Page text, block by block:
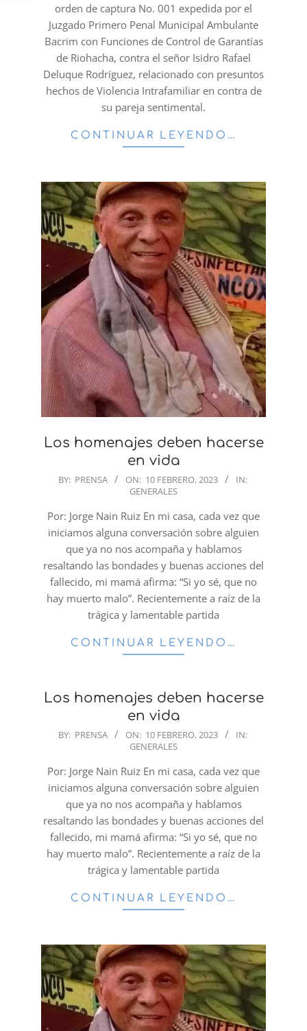
orden de captura No. 001 expedida por el
Juzgado Primero Penal Municipal Ambulante
Bacrim con Funciones de Control de Garantías
de Riohacha, contra el señor Isidro Rafael
Deluque Rodríguez, relacionado con presuntos
hechos de Violencia Intrafamiliar en contra de
su pareja sentimental.
CONTINUAR LEYENDO…
Los homenajes deben hacerse
en vida
2023-
10
BY: PRENSA ON: 10 FEBRERO, 2023
IN:
GENERALES
Por: Jorge Nain Ruiz En mi casa, cada vez que
iniciamos alguna conversación sobre alguien
que ya no nos acompaña y hablamos
resaltando las bondades y buenas acciones del
fallecido, mi mamá afirma: “Si yo sé, que no
hay muerto malo”. Recientemente a raíz de la
trágica y lamentable partida
CONTINUAR LEYENDO…
Los homenajes deben hacerse
en vida
2023-
10
BY: PRENSA ON: 10 FEBRERO, 2023
IN:
GENERALES
Por: Jorge Nain Ruiz En mi casa, cada vez que
iniciamos alguna conversación sobre alguien
que ya no nos acompaña y hablamos
resaltando las bondades y buenas acciones del
fallecido, mi mamá afirma: “Si yo sé, que no
hay muerto malo”. Recientemente a raíz de la
trágica y lamentable partida
CONTINUAR LEYENDO…